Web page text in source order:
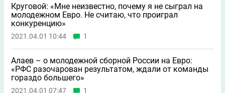
Круговой: «Мне неизвестно, почему я не сыграл на
молодежном Евро. Не считаю, что проиграл
конкуренцию»
2021.04.01 10:44 1
Алаев – о молодежной сборной России на Евро:
«РФС разочарован результатом, ждали от команды
гораздо большего»
2021.04.01 07:47 1